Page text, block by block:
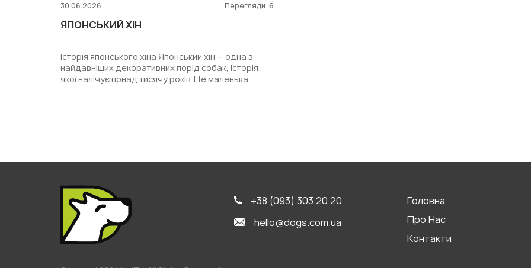
30.06.2026 Перегляди 6
ЯПОНСЬКИЙ ХІН
Історія японського хіна Японський хін — одна з
найдавніших декоративних порід собак, історія
якої налічує понад тисячу років. Це маленька,
+38 (093) 303 20 20
hello@dogs.com.ua
Головна
Про Нас
Контакти